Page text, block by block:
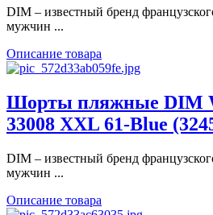
DIM – известный бренд
мужчин ...
Описание товара
Шорты пляжные DIM
33008 XXL 61-Blue
DIM – известный бренд
мужчин ...
Описание товара